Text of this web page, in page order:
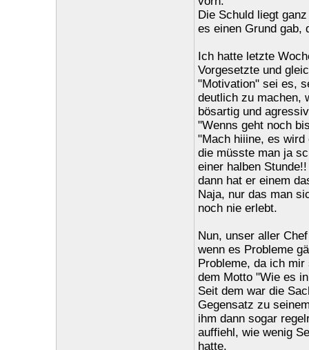
Die Schuld liegt
es einen Grund gab,
Ich hatte letzte
Vorgesetzte und
"Motivation" sei es,
deutlich zu machen,
bösartig und
"Wenns geht noch
"Mach hiiine, es wird
die müsste man ja
einer halben
dann hat er einem
Naja, nur das man
noch nie erlebt.
Nun, unser aller
wenn es Probleme
Probleme, da ich
dem Motto "Wie es
Seit dem war die
Gegensatz zu
ihm dann sogar
auffiehl, wie wenig
hatte.